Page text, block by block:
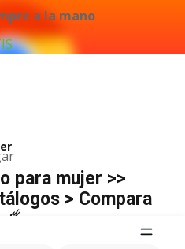
a la mano
para mujer >>
> Compara
☄️
para este